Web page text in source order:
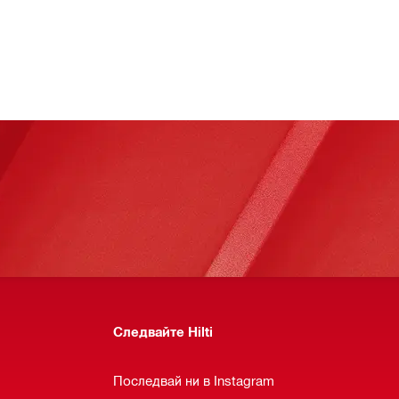
Следвайте Hilti
Последвай ни в Instagram